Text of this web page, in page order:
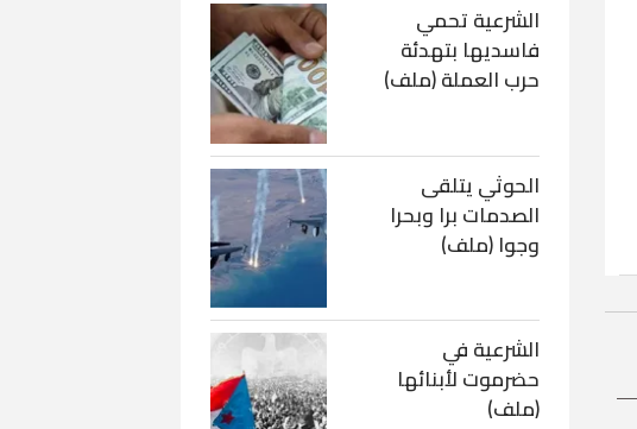
الشرعية تحمي
فاسديها بتهدئة
حرب العملة (ملف)
الحوثي يتلقى
الصدمات برا وبحرا
وجوا (ملف)
الشرعية في
حضرموت لأبنائها
(ملف)